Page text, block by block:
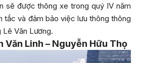
sẽ được thông xe trong quý IV năm
tắc và đảm bảo việc lưu thông thông
Văn Lương.
Văn Linh – Nguyễn Hữu Thọ